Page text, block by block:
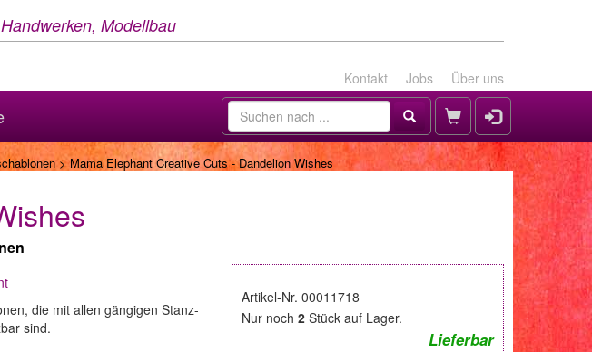
Modellbau
Kontakt Jobs Über uns
> Mama Elephant Creative Cuts - Dandelion Wishes
Artikel-Nr. 00011718
Nur noch 2 Stück auf Lager.
Lieferbar
die mit allen gängigen Stanz-
sind.